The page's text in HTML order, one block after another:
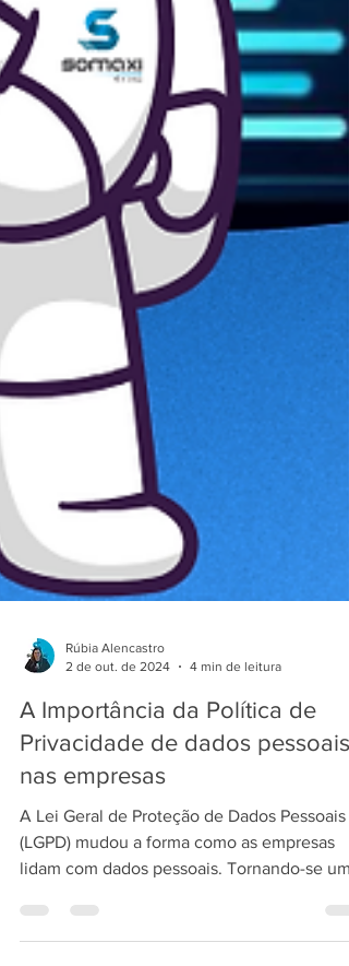
2 de out. de 2024
4 min de leitura
A Importância da Política de
Privacidade de dados pessoais
nas empresas
A Lei Geral de Proteção de Dados Pessoais
(LGPD) mudou a forma como as empresas
lidam com dados pessoais. Tornando-se um